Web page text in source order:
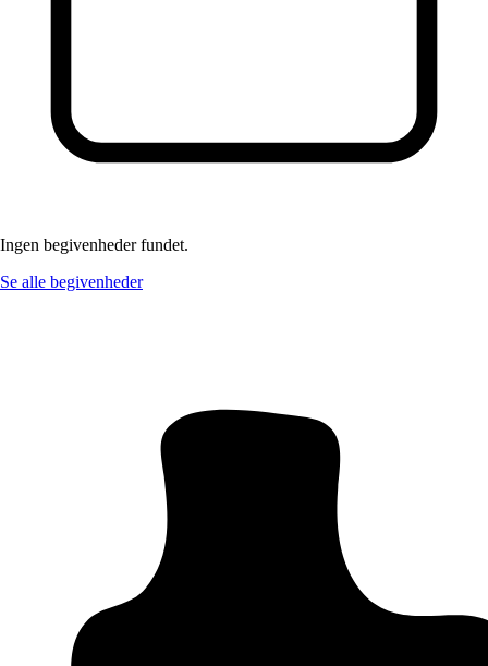
Ingen begivenheder fundet.
Se alle begivenheder